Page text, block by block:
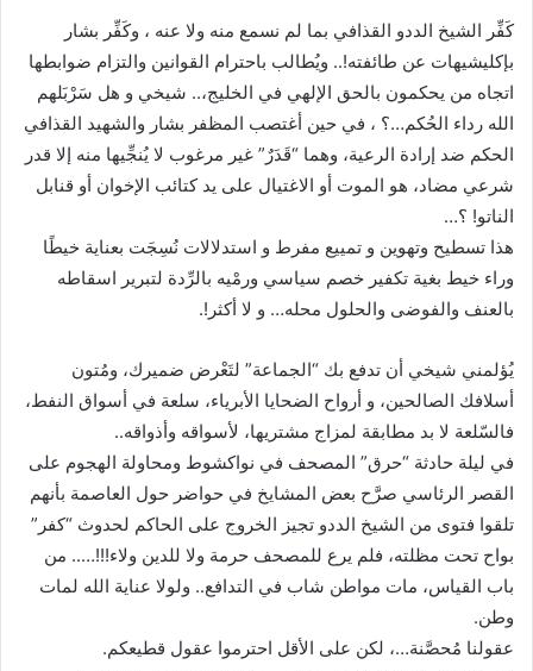
كَفِّر الشيخ الددو القذافي بما لم نسمع منه ولا عنه ، وكَفِّر بشار
بإكليشيهات عن طائفته!.. ويُطالب باحترام القوانين والتزام ضوابطها
اتجاه من يحكمون بالحق الإلهي في الخليج،.. شيخي و هل سَرْبَلهم
الله رداء الحُكم…؟ ، في حين أغتصب المظفر بشار والشهيد القذافي
الحكم ضد إرادة الرعية، وهما “قَدَرٌ” غير مرغوب لا يُنجِّيها منه إلا قدر
شرعي مضاد، هو الموت أو الاغتيال على يد كتائب الإخوان أو قنابل
الناتو! ؟…
هذا تسطيح وتهوين و تمييع مفرط و استدلالات نُسِجَت بعناية خيطًا
وراء خيط بغية تكفير خصم سياسي ورمْيه بالرِّدة لتبرير اسقاطه
بالعنف والفوضى والحلول محله… و لا أكثر!.
يُؤلمني شيخي أن تدفع بك “الجماعة” لتَعْرض ضميرك، ومُتون
أسلافك الصالحين، و أرواح الضحايا الأبرياء، سلعة في أسواق النفط،
فالسّلعة لا بد مطابقة لمزاج مشتريها، لأسواقه وأذواقه..
في ليلة حادثة “حرق” المصحف في نواكشوط ومحاولة الهجوم على
القصر الرئاسي صرَّح بعض المشايخ في حواضر حول العاصمة بأنهم
تلقوا فتوى من الشيخ الددو تجيز الخروج على الحاكم لحدوث “كفر”
بواح تحت مظلته، فلم يرع للمصحف حرمة ولا للدين ولاء!!!….. من
باب القياس، مات مواطن شاب في التدافع.. ولولا عناية الله لمات
وطن.
عقولنا مُحصَّنة…، لكن على الأقل احترموا عقول قطيعكم.